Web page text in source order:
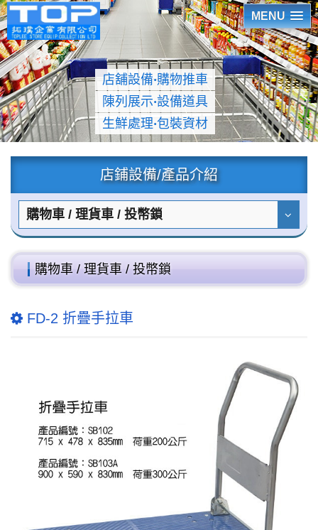
MENU
店舖設備‧購物推車
陳列展示‧設備道具
生鮮處理‧包裝資材
店鋪設備/產品介紹
購物車 / 理貨車 / 投幣鎖
購物車 / 理貨車 / 投幣鎖
FD-2 折疊手拉車